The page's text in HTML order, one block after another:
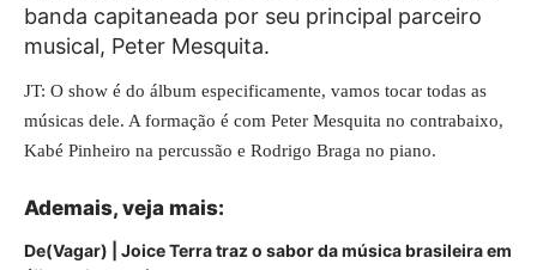
banda capitaneada por seu principal parceiro
musical, Peter Mesquita.
JT: O show é do álbum especificamente, vamos tocar todas as
músicas dele. A formação é com Peter Mesquita no contrabaixo,
Kabé Pinheiro na percussão e Rodrigo Braga no piano.
Ademais, veja mais:
De(Vagar) | Joice Terra traz o sabor da música brasileira em